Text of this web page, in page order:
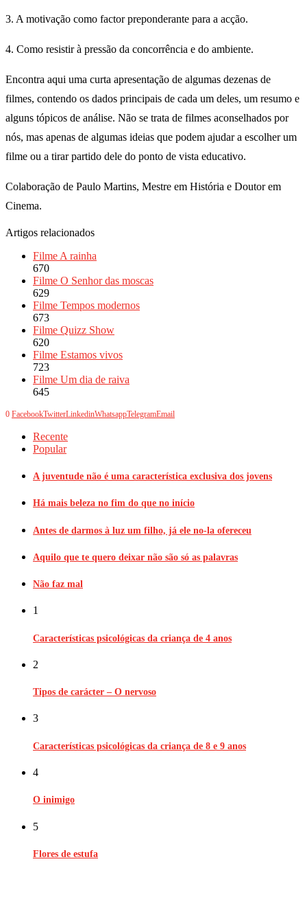
3. A motivação como factor preponderante para a acção.
4. Como resistir à pressão da concorrência e do ambiente.
Encontra aqui uma curta apresentação de algumas dezenas de
filmes, contendo os dados principais de cada um deles, um resumo e
alguns tópicos de análise. Não se trata de filmes aconselhados por
nós, mas apenas de algumas ideias que podem ajudar a escolher um
filme ou a tirar partido dele do ponto de vista educativo.
Colaboração de Paulo Martins, Mestre em História e Doutor em
Cinema.
Artigos relacionados
Filme A rainha
670
Filme O Senhor das moscas
629
Filme Tempos modernos
673
Filme Quizz Show
620
Filme Estamos vivos
723
Filme Um dia de raiva
645
0 FacebookTwitterLinkedinWhatsappTelegramEmail
Recente
Popular
A juventude não é uma característica exclusiva dos jovens
Há mais beleza no fim do que no início
Antes de darmos à luz um filho, já ele no-la ofereceu
Aquilo que te quero deixar não são só as palavras
Não faz mal
1
Características psicológicas da criança de 4 anos
2
Tipos de carácter – O nervoso
3
Características psicológicas da criança de 8 e 9 anos
4
O inimigo
5
Flores de estufa